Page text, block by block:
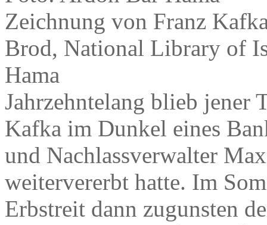
Zeichnung von Franz
Brod, National Library of
Hama
Jahrzehntelang blieb jener
Kafka im Dunkel eines
und Nachlassverwalter
weitervererbt hatte. Im
Erbstreit dann zugunsten